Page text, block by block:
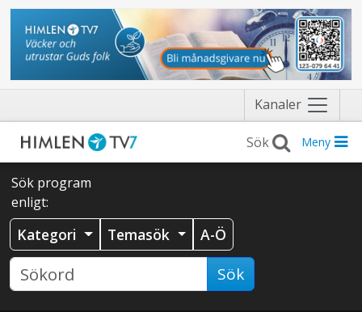
Kanaler Näytä
valikko
Meny
Sök program
enligt:
Kategori Temasök A-Ö
Sök